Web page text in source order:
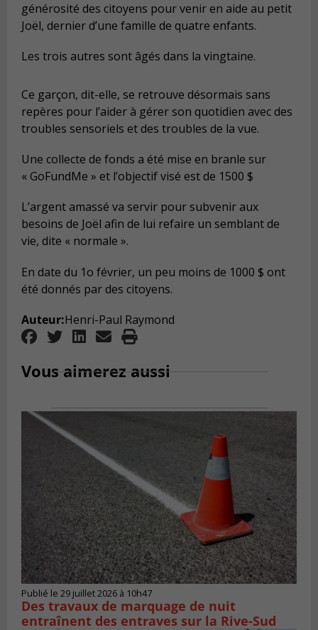
générosité des citoyens pour venir en aide au petit
Joël, dernier d’une famille de quatre enfants.
Les trois autres sont âgés dans la vingtaine.
Ce garçon, dit-elle, se retrouve désormais sans
repères pour l’aider à gérer son quotidien avec des
troubles sensoriels et des troubles de la vue.
Une collecte de fonds a été mise en branle sur
« GoFundMe » et l’objectif visé est de 1500 $
L’argent amassé va servir pour subvenir aux
besoins de Joël afin de lui refaire un semblant de
vie, dite « normale ».
En date du 1o février, un peu moins de 1000 $ ont
été donnés par des citoyens.
Auteur:Henri-Paul Raymond
Vous aimerez aussi
Publié le 29 juillet 2026 à 10h47
Des travaux de marquage de nuit
entraînent des entraves sur la Rive-Sud